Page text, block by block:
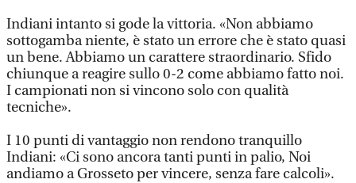
Indiani intanto si gode la vittoria. «Non abbiamo
sottogamba niente, è stato un errore che è stato quasi
un bene. Abbiamo un carattere straordinario. Sfido
chiunque a reagire sullo 0-2 come abbiamo fatto noi.
I campionati non si vincono solo con qualità
tecniche».
I 10 punti di vantaggio non rendono tranquillo
Indiani: «Ci sono ancora tanti punti in palio, Noi
andiamo a Grosseto per vincere, senza fare calcoli».